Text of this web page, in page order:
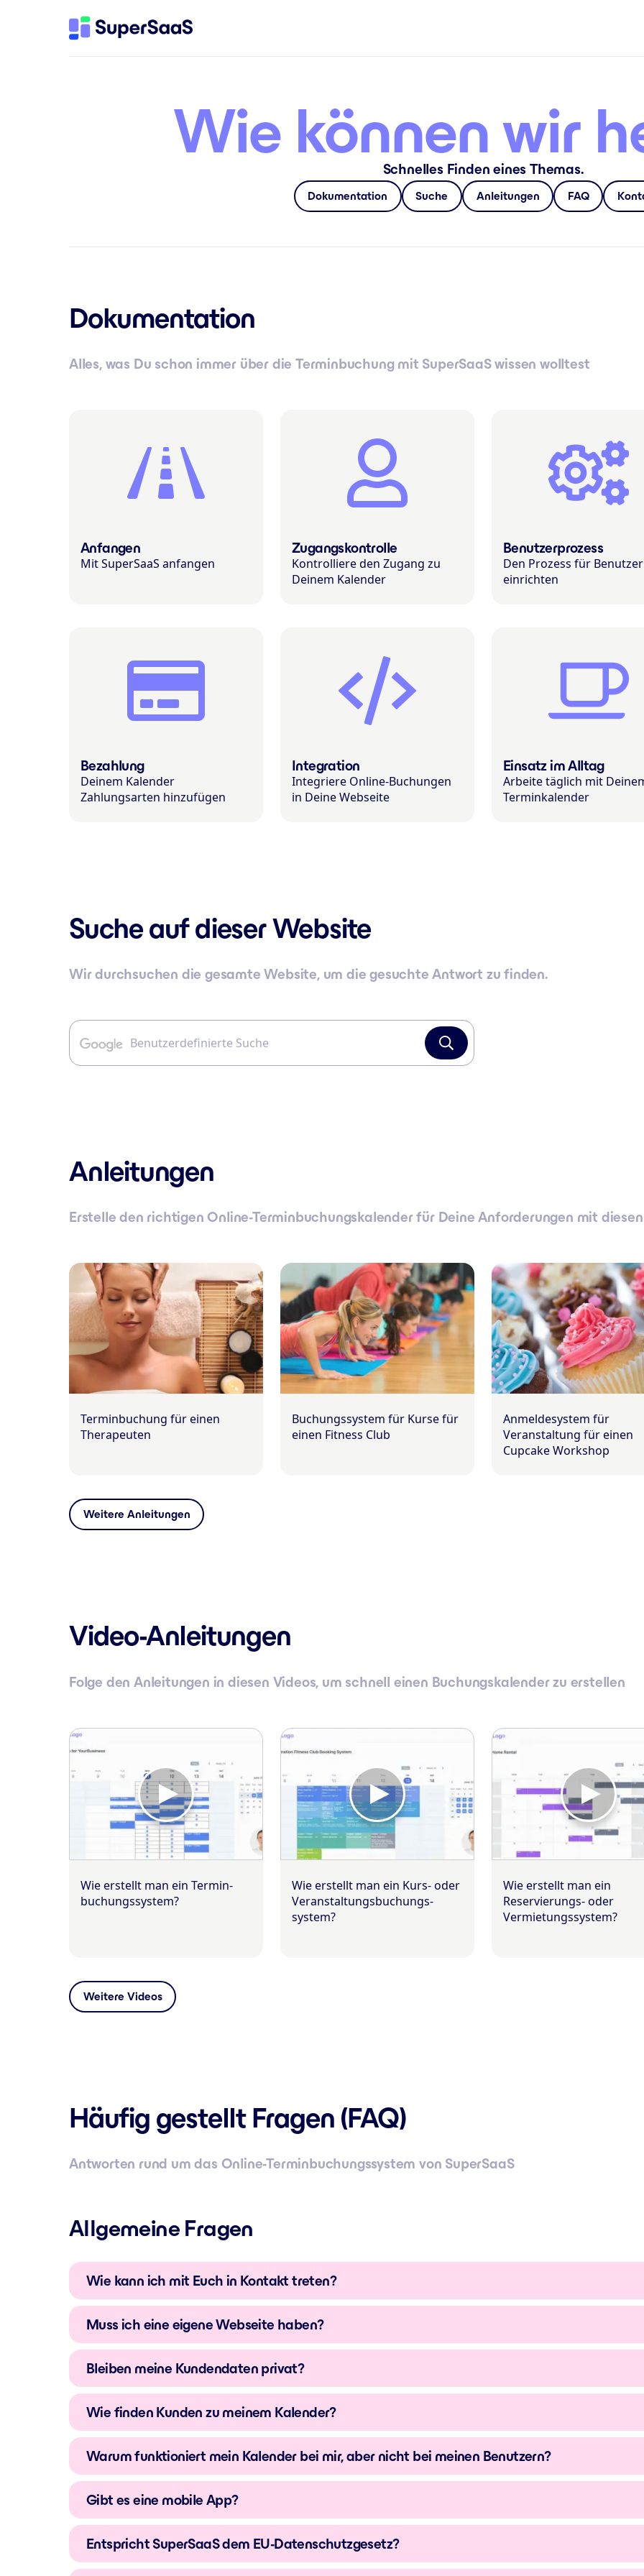
Wie können wir
Schnelles Finden eines Themas.
Dokumentation Suche Anleitungen FAQ
Dokumentation
Alles, was Du schon immer über die Terminbuchung mit SuperSaaS wissen wolltest
Anfangen
Mit SuperSaaS anfangen
Zugangskontrolle
Kontrolliere den Zugang zu
Deinem Kalender
Benutzerprozess
Den Prozess für Benutzer
einrichten
Bezahlung
Deinem Kalender
Zahlungsarten hinzufügen
Integration
Integriere Online-Buchungen
in Deine Webseite
Einsatz im Alltag
Arbeite täglich mit
Terminkalender
Suche auf dieser Website
Wir durchsuchen die gesamte Website, um die gesuchte Antwort zu finden.
Anleitungen
Erstelle den richtigen Online-Terminbuchungskalender für Deine Anforderungen mit
Terminbuchung für einen
Therapeuten
Buchungssystem für Kurse für
einen Fitness Club
Anmeldesystem für
Veranstaltung für einen
Cupcake Workshop
Weitere Anleitungen
Video-Anleitungen
Folge den Anleitungen in diesen Videos, um schnell einen Buchungskalender zu erstellen
Wie erstellt man ein Termin­
buchungs­system?
Wie erstellt man ein Kurs- oder
Veranstaltungs­buchungs­
system?
Wie erstellt man ein
Reservierungs- oder
Vermietungs­system?
Weitere Videos
Häufig gestellt Fragen (FAQ)
Antworten rund um das Online-Terminbuchungssystem von SuperSaaS
Allgemeine Fragen
Wie kann ich mit Euch in Kontakt treten?
Muss ich eine eigene Webseite haben?
Bleiben meine Kundendaten privat?
Wie finden Kunden zu meinem Kalender?
Warum funktioniert mein Kalender bei mir, aber nicht bei meinen Benutzern?
Gibt es eine mobile App?
Entspricht SuperSaaS dem EU-Datenschutzgesetz?